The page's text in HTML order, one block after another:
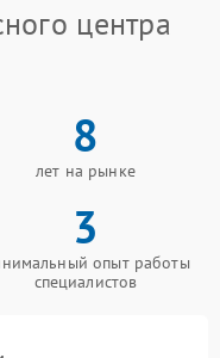
центра
8
лет на рынке
3
опыт работы
специалистов